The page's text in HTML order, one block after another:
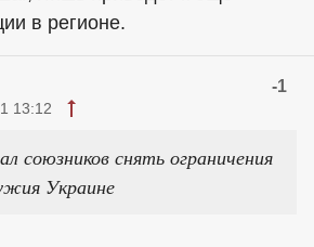
в регионе.
-1
13:12
союзников снять ограничения
Украине